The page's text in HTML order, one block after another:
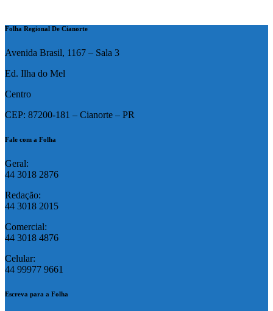
Folha Regional De Cianorte
Avenida Brasil, 1167 – Sala 3
Ed. Ilha do Mel
Centro
CEP: 87200-181 – Cianorte – PR
Fale com a Folha
Geral:
44 3018 2876
Redação:
44 3018 2015
Comercial:
44 3018 4876
Celular:
44 99977 9661
Escreva para a Folha